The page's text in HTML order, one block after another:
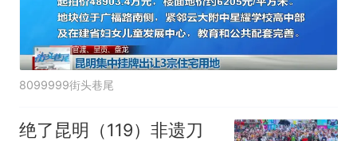
8099999街头巷尾
绝了昆明（119）非遗刀